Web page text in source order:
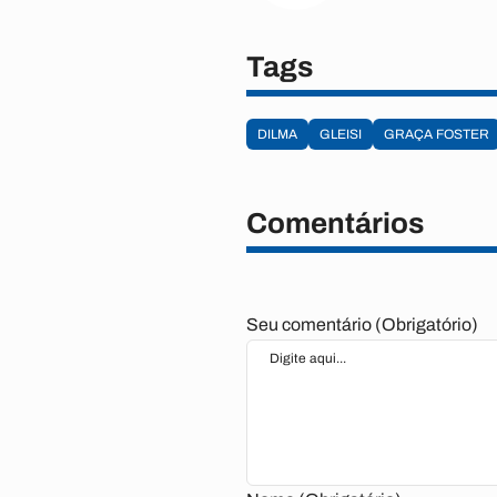
Tags
DILMA GLEISI GRAÇA FOSTER
Comentários
Seu comentário (Obrigatório)